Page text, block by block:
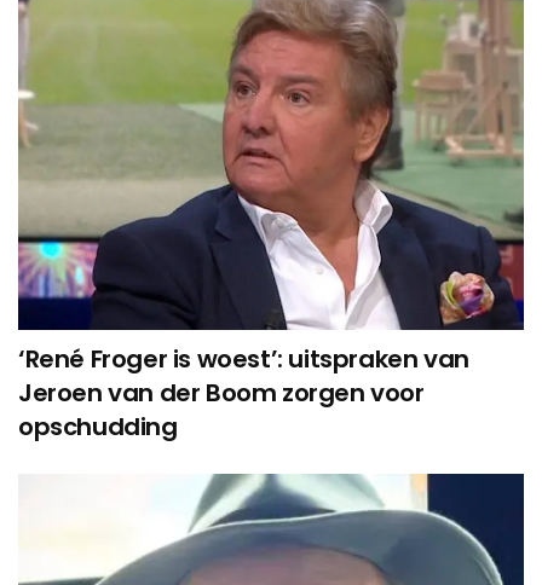
‘René Froger is woest’: uitspraken van
Jeroen van der Boom zorgen voor
opschudding